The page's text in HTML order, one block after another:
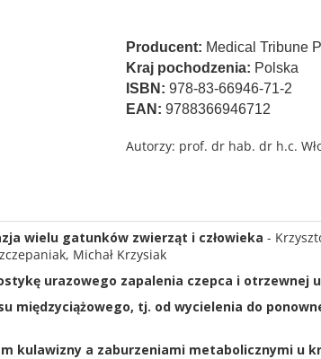
Producent: Medical Tribune
Kraj pochodzenia: Polska
ISBN: 978-83-66946-71-2
EAN: 9788366946712
Autorzy: prof. dr hab. dr h.c.
wielu gatunków zwierząt i człowieka -
Michał Krzysiak
urazowego zapalenia czepca i otrzewnej u
międzyciążowego, tj. od wycielenia do
kulawizny a zaburzeniami metabolicznymi u